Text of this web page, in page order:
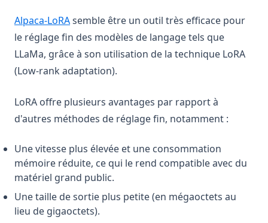
Alpaca-LoRA(opens in a new tab)
semble être un outil très efficace pour
le réglage fin des modèles de langage tels que
LLaMa, grâce à son utilisation de la technique LoRA
(Low-rank adaptation).
LoRA offre plusieurs avantages par rapport à
d'autres méthodes de réglage fin, notamment :
Une vitesse plus élevée et une consommation
mémoire réduite, ce qui le rend compatible avec du
matériel grand public.
Une taille de sortie plus petite (en mégaoctets au
lieu de gigaoctets).